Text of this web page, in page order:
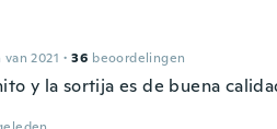
2021 · 36 beoordelingen
y la sortija es de buena